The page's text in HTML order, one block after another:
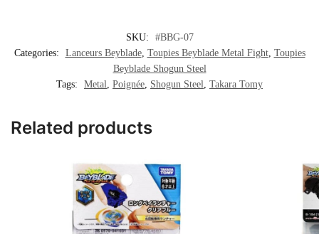
SKU:
#BBG-07
Categories:
Lanceurs Beyblade, Toupies Beyblade Metal Fight, Toupies
Beyblade Shogun Steel
Tags:
Metal Poignée Shogun Steel Takara Tomy
Related products